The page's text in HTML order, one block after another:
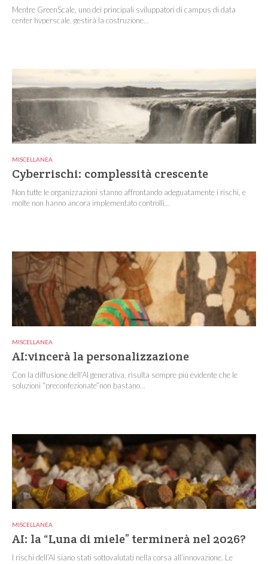
Mentre GreenScale, uno dei principali sviluppatori di campus di data
center hyperscale, gestirà la costruzione...
MISCELLANEA
Cyberrischi: complessità crescente
Non tutte le organizzazioni stanno affrontando adeguatamente i rischi, e
molte non hanno ancora implementato controlli...
MISCELLANEA
AI:vincerà la personalizzazione
Con la diffusione dell’AI generativa, risulta sempre più evidente che le
soluzioni “preconfezionate”non bastano...
MISCELLANEA
AI: la “Luna di miele” terminerà nel 2026?
I rischi dell’AI siano stati sottovalutati nella corsa all’innovazione. Le